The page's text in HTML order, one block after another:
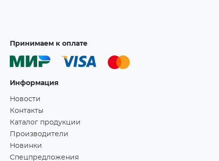
Принимаем к оплате
Информация
Новости
Контакты
Каталог продукции
Производители
Новинки
Спецпредложения